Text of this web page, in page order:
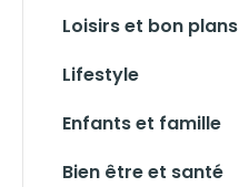
Loisirs et bon plans
Lifestyle
Enfants et famille
Bien être et santé